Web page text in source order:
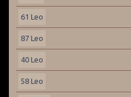
61 Leo
87 Leo
40 Leo
58 Leo